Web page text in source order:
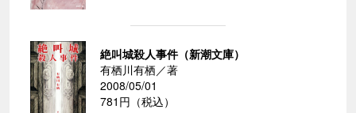
絶叫城殺人事件（新潮文庫）
有栖川有栖／著
2008/05/01
781円（税込）